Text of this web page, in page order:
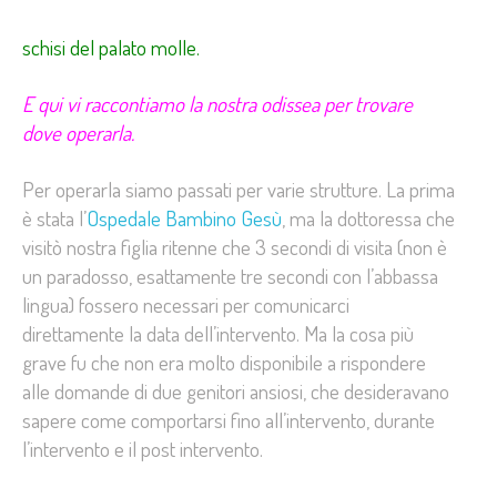
schisi del palato molle.
E qui vi raccontiamo la nostra odissea per trovare
dove operarla.
Per operarla siamo passati per varie strutture. La prima
è stata l’Ospedale Bambino Gesù, ma la dottoressa che
visitò nostra figlia ritenne che 3 secondi di visita (non è
un paradosso, esattamente tre secondi con l’abbassa
lingua) fossero necessari per comunicarci
direttamente la data dell’intervento. Ma la cosa più
grave fu che non era molto disponibile a rispondere
alle domande di due genitori ansiosi, che desideravano
sapere come comportarsi fino all’intervento, durante
l’intervento e il post intervento.